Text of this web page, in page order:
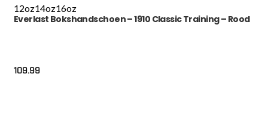
12oz14oz16oz
Everlast Bokshandschoen – 1910 Classic Training – Rood
109.99